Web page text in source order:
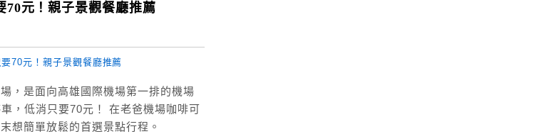
70元！親子景觀餐廳推薦
，是面向高雄國際機場第一排的機場
，低消只要70元！ 在老爸機場咖啡可
想簡單放鬆的首選景點行程。